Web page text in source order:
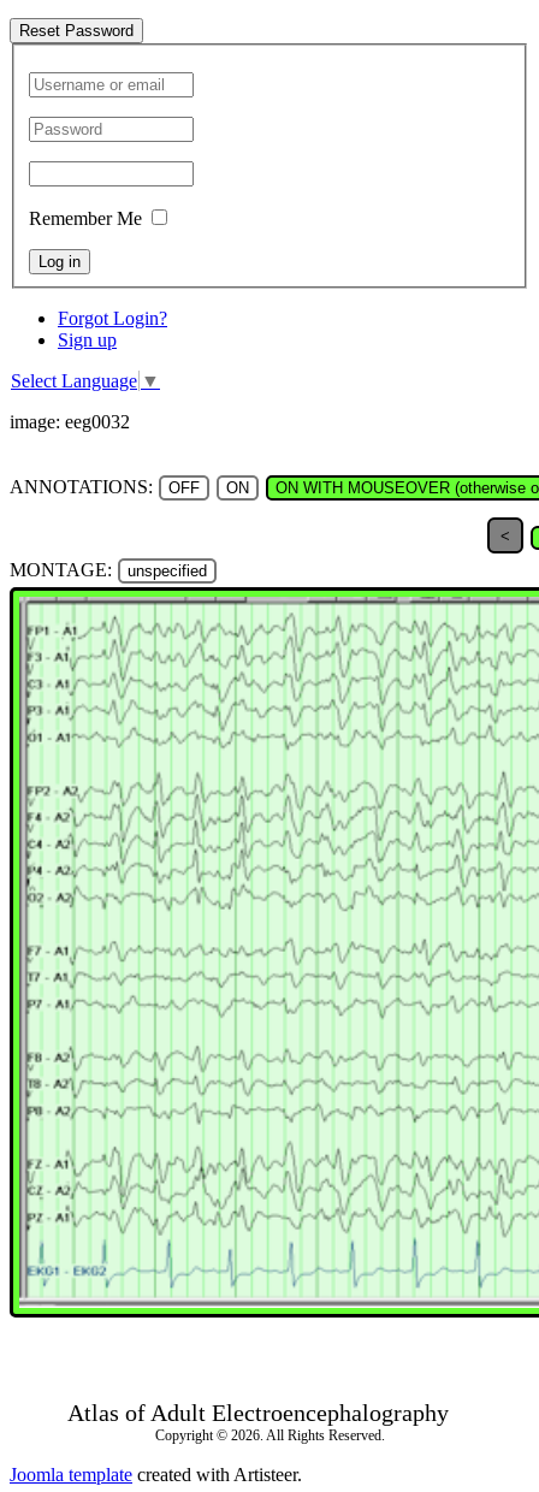
Reset Password
Remember Me
Log in
Forgot Login?
Sign up
Select Language ▼
image: eeg0032
ANNOTATIONS: OFF ON ON WITH MOUSEOVER (otherwise
<
MONTAGE: unspecified
Atlas of Adult Electroencephalography
Copyright © 2026. All Rights Reserved.
Joomla template created with Artisteer.